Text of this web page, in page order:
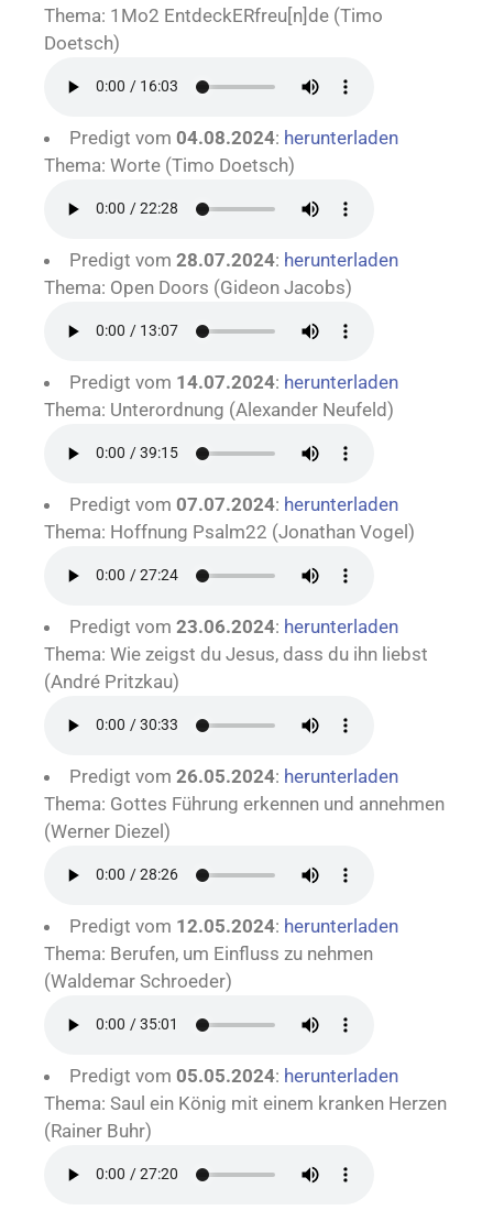
Thema: 1Mo2 EntdeckERfreu[n]de (Timo
Doetsch)
Predigt vom 04.08.2024: herunterladen
Thema: Worte (Timo Doetsch)
Predigt vom 28.07.2024: herunterladen
Thema: Open Doors (Gideon Jacobs)
Predigt vom 14.07.2024: herunterladen
Thema: Unterordnung (Alexander Neufeld)
Predigt vom 07.07.2024: herunterladen
Thema: Hoffnung Psalm22 (Jonathan Vogel)
Predigt vom 23.06.2024: herunterladen
Thema: Wie zeigst du Jesus, dass du ihn liebst
(André Pritzkau)
Predigt vom 26.05.2024: herunterladen
Thema: Gottes Führung erkennen und annehmen
(Werner Diezel)
Predigt vom 12.05.2024: herunterladen
Thema: Berufen, um Einfluss zu nehmen
(Waldemar Schroeder)
Predigt vom 05.05.2024: herunterladen
Thema: Saul ein König mit einem kranken Herzen
(Rainer Buhr)